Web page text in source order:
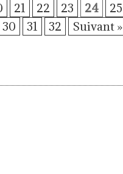
21 22 23 24
25
30 31 32 Suivant »